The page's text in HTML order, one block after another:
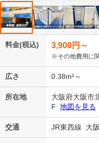
料金(税込) 3,900円～
※その他費用に
広さ 0.38m²～
所在地
大阪府大阪市
F 地図を見る
交通 JR東西線 大